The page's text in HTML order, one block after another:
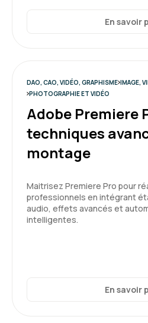
En savoir
DAO, CAO, VIDÉO, GRAPHISME IMAGE,
PHOTOGRAPHIE ET VIDÉO
Adobe Premiere
techniques
montage
Maitrisez Premiere Pro pour
professionnels en intégrant
audio, effets avancés et
intelligentes.
En savoir